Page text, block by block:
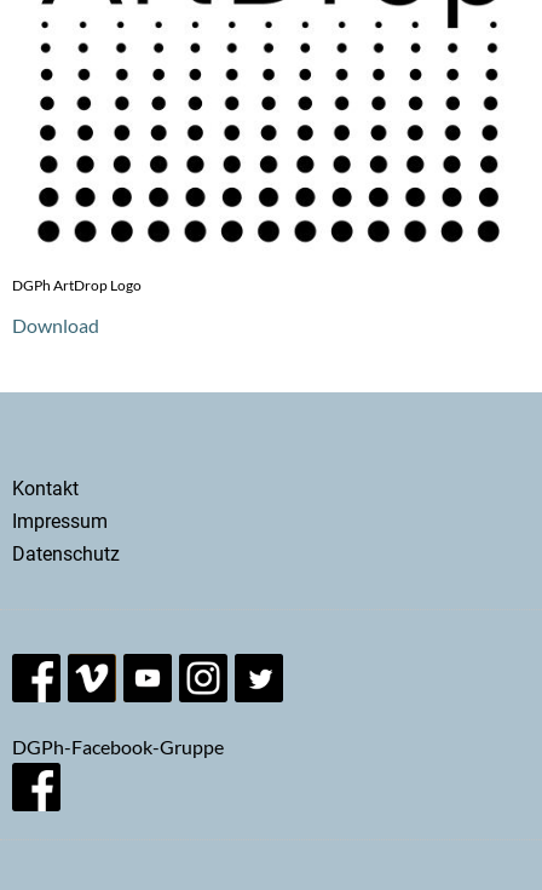
DGPh ArtDrop Logo
Download
Secondary
menu
Kontakt
Impressum
Datenschutz
DGPh-Facebook-Gruppe